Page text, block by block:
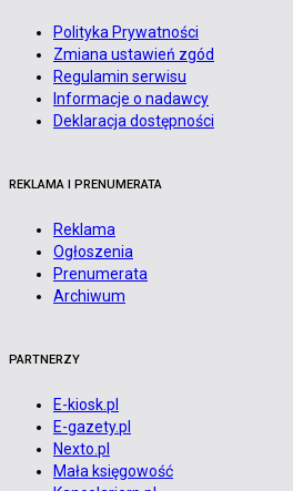
Polityka Prywatności
Zmiana ustawień zgód
Regulamin serwisu
Informacje o nadawcy
Deklaracja dostępności
REKLAMA I PRENUMERATA
Reklama
Ogłoszenia
Prenumerata
Archiwum
PARTNERZY
E-kiosk.pl
E-gazety.pl
Nexto.pl
Mała księgowość